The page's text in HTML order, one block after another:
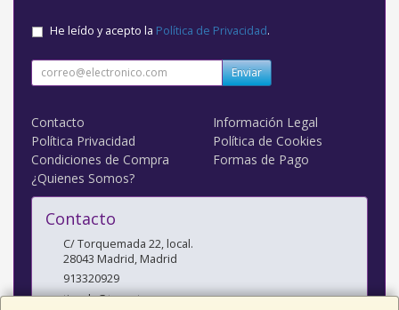
He leído y acepto la Política de Privacidad.
Enviar
Contacto
Información Legal
Política Privacidad
Política de Cookies
Condiciones de Compra
Formas de Pago
¿Quienes Somos?
Contacto
C/ Torquemada 22, local.
28043 Madrid,Madrid
913320929
tienda@tacnet.es